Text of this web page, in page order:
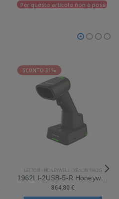
Per questo articolo non è
SCONTO 31%
LETTORI - HONEYWELL - XENON 1962G
1962LI-2USB-5-R Honeywell Mod. Xenon 1962g.
864,80 €